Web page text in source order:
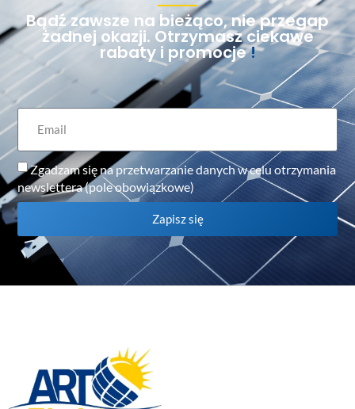
Bądź zawsze na bieżąco, nie przegap
żadnej okazji. Otrzymasz ciekawe
rabaty i promocje!
Zgadzam się na przetwarzanie danych w celu otrzymania
newslettera (pole obowiązkowe)
Zapisz się